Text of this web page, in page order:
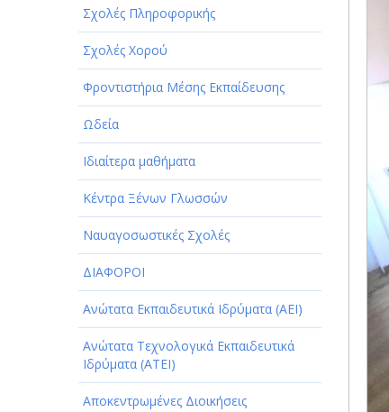
ΕΚΠΑΙΔΕΥΣΗ - ΣΧΟΛΕΣ
ΕΜΠΟΡΙΟ - ΕΜΠΟΡΙΚΑ ΚΑΤΑΣΤΗΜΑΤΑ
ΕΡΓΟΣΤΑΣΙΑ - ΒΙΟΜΗΧΑΝΙΕΣ
ΞΕΝΟΔΟΧΕΙΑ - ΤΟΥΡΙΣΜΟΣ
ΟΜΟΡΦΙΑ
ΠΑΡΟΧΗ ΥΠΗΡΕΣΙΩΝ
ΤΕΧΝΙΚΑ - ΚΑΤΑΣΚΕΥΑΣΤΙΚΑ
ΤΕΧΝΟΛΟΓΙΑ
ΥΓΕΙΑ - ΙΑΤΡΟΙ
ΦΑΓΗΤΟ
Σχολές Πληροφορικής
Σχολές Χορού
Φροντιστήρια Μέσης Εκπαίδευσης
Ωδεία
Ιδιαίτερα μαθήματα
Κέντρα Ξένων Γλωσσών
Ναυαγοσωστικές Σχολές
ΔΙΑΦΟΡΟΙ
Ανώτατα Εκπαιδευτικά Ιδρύματα (ΑΕΙ)
Ανώτατα Τεχνολογικά Εκπαιδευτικά
Ιδρύματα (ΑΤΕΙ)
Αποκεντρωμένες Διοικήσεις